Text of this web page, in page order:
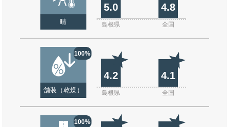
晴
5.0 4.8
島根県 全国
100%
舗装（乾燥）
4.2 4.1
島根県 全国
100%